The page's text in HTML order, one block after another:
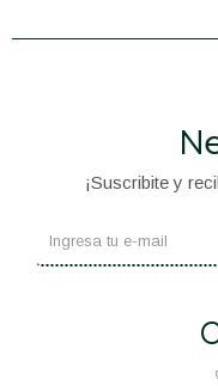
¡Suscribite y